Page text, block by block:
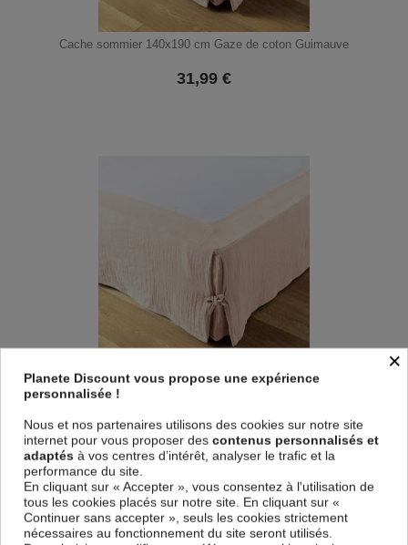
Cache sommier 140x190 cm Gaze de coton Guimauve
31,99 €
Cache sommier 90x190 cm Gaze de coton Guimauve
×
Planete Discount vous propose une expérience
personnalisée !
Nous et nos partenaires utilisons des cookies sur notre site
internet pour vous proposer des contenus personnalisés et
adaptés à vos centres d’intérêt, analyser le trafic et la
performance du site.
En cliquant sur « Accepter », vous consentez à l'utilisation de
tous les cookies placés sur notre site. En cliquant sur «
Continuer sans accepter », seuls les cookies strictement
nécessaires au fonctionnement du site seront utilisés.